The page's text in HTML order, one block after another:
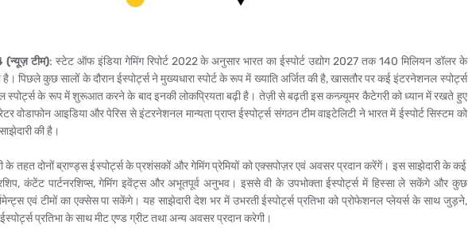
(न्यूज़ टीम): स्टेट ऑफ इंडिया गेमिंग रिपोर्ट 2022 के अनुसार भारत का ईस्पोर्ट उद्योग 2027 तक 140 मिलियन डॉलर के
कुछ सालों के दौरान ईस्पोर्ट्स ने मुख्यधारा स्पोर्ट के रूप में ख्याति अर्जित की है, खासतौर पर कईइंटरनेशनल स्पोर्ट्स
स्पोर्ट्स के रूप में शुरूआत करने के बाद इनकी लोकप्रियता बढ़ी है। तेज़ी से बढ़ती इस कन्ज़्यूमर कैटेगरी को ध्यान में रखते हुए
वोडाफोन आइडिया और पेरिस से इंटरनेशनल मान्यता प्राप्त ईस्पोर्ट्स संगठन टीम वाइटेलिटी ने भारत में ईस्पोर्ट सिस्टम को
की है।
के तहत दोनों ब्राण्ड्स ईस्पोर्ट्स के प्रशंसकों और गेमिंग प्रेमियों को एक्सपोज़र एवं अवसर प्रदान करेंगें। इस साझेदारी के कई
कंटेंट पार्टनरशिप्स, गेमिंग इवेंट्स और अभूतपूर्व अनुभव। इससे वी के उपभोक्ता ईस्पोर्ट्स में हिस्सा ले सकेंगे और कुछ
एवं टीमों का एक्सेस पा सकेंगे। यह साझेदारी देश भर में उभरती ईस्पोर्ट्स प्रतिभा को प्रोफेशनल प्लेयर्स के साथ जुड़ने,
प्रतिभा के साथ मीट एण्ड ग्रीट तथा अन्य अवसर प्रदान करेगी।